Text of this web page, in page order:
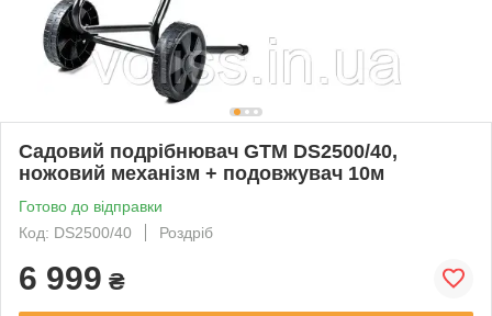
Садовий подрібнювач GTM DS2500/40,
ножовий механізм + подовжувач 10м
Готово до відправки
Код: DS2500/40
Роздріб
6 999 ₴